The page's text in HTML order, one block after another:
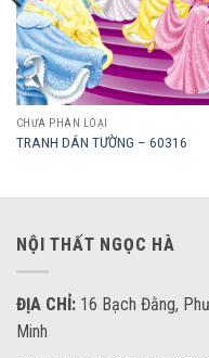
CHƯA PHÂN LOẠI
TRANH DÁN TƯỜNG – 60316
NỘI THẤT NGỌC HÀ
ĐỊA CHỈ: 16 Bạch Đằng,
Minh